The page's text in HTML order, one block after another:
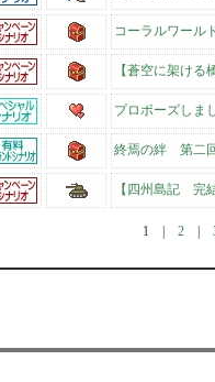
コーラルワール
【蒼空に架け
プロポーズしま
終焉の絆 第二
【四州島記 完
1 2|